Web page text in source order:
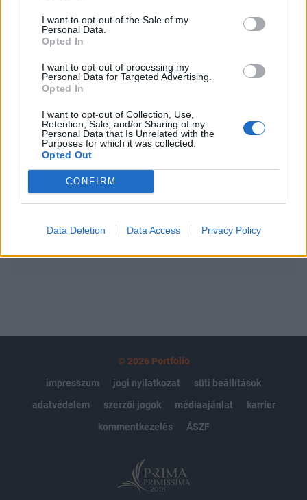
I want to opt-out of the Sale of my
Personal Data.
Opted In
I want to opt-out of processing my
Personal Data for Targeted Advertising.
Opted In
I want to opt-out of Collection, Use,
Retention, Sale, and/or Sharing of my
Personal Data that Is Unrelated with the
Purposes for which it was collected.
Opted Out
CONFIRM
Data Deletion Data Access Privacy Policy
KEDVES OLVASÓNK!
tartozik, melynek olvasása előfizetéses
regisztrációhoz kötött.
Az előfizetés a következőket tartalmazza:
Portfolio.hu teljes cikkarchívum
Kötéslisták: BÉT elmúlt 2 év napon belüli
kötéslistái
Előfizetés
MÁR ELŐFIZETŐNK VAGY?BEJELENTKEZÉS
© 2026 Portfolio
impresszum
jogi nyilatkozat
süti beállítások
adatvédelem
szerzői jogok médiaajánlat
karrier
kommentkezelés
ÁSZF